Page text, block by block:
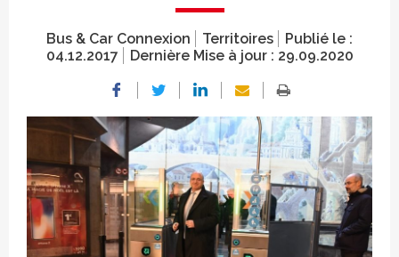
Bus & Car Connexion Territoires
Publié le :
04.12.2017
Dernière Mise à jour : 29.09.2020